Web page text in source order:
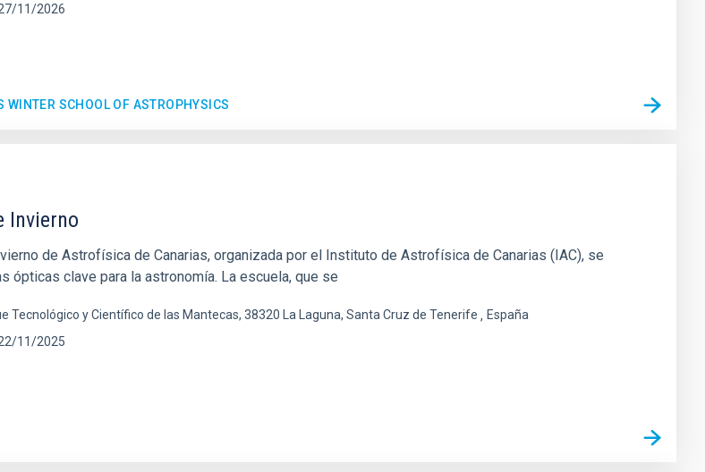
11/2026
WINTER SCHOOL OF ASTROPHYSICS
Invierno
de Astrofísica de Canarias, organizada por el Instituto de Astrofísica de Canarias (IAC), se
ópticas clave para la astronomía. La escuela, que se
Tecnológico y Científico de las Mantecas, 38320 La Laguna, Santa Cruz de Tenerife
España
11/2025